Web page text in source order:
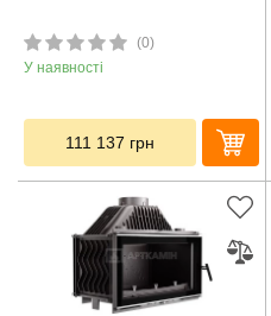
(0)
У наявності
111 137 грн